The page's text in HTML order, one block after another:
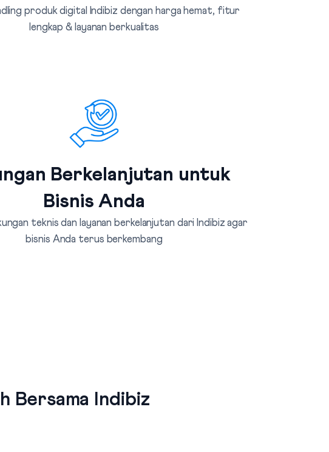
produk digital Indibiz dengan harga hemat, fitur
lengkap & layanan berkualitas
Berkelanjutan untuk
Bisnis Anda
teknis dan layanan berkelanjutan dari Indibiz agar
bisnis Anda terus berkembang
Bersama Indibiz